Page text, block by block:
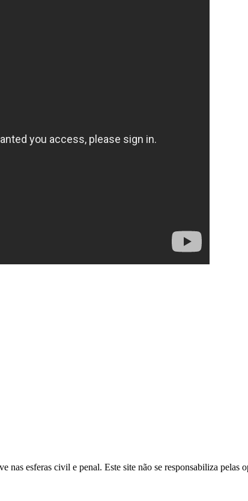
esferas civil e penal. Este site não se responsabiliza pelas